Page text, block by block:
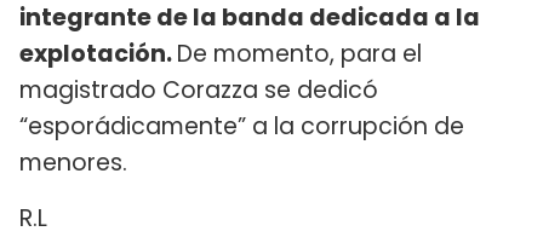
integrante de la banda dedicada a la
explotación.De momento, para el
magistrado Corazza se dedicó
“esporádicamente” a la corrupción de
menores.
R.L